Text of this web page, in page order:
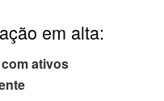
em alta:
ativos